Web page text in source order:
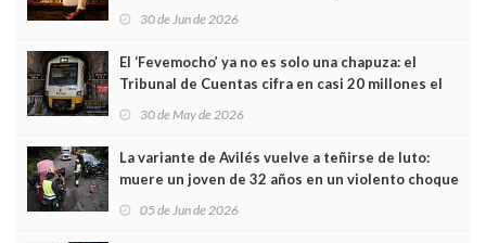
Asturias en Madrid
30 de Jun de 2026
El ‘Fevemocho’ ya no es solo una chapuza: el
Tribunal de Cuentas cifra en casi 20 millones el
sobrecoste de los trenes que no cabían por los
30 de May de 2026
La variante de Avilés vuelve a teñirse de luto:
muere un joven de 32 años en un violento choque
frontal
05 de Jun de 2026